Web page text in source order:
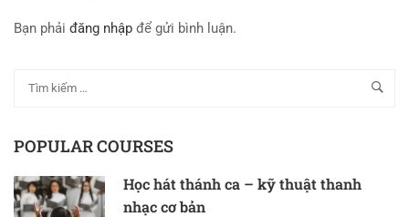
Bạn phải đăng nhập để gửi bình luận.
POPULAR COURSES
Học hát thánh ca – kỹ thuật thanh
nhạc cơ bản